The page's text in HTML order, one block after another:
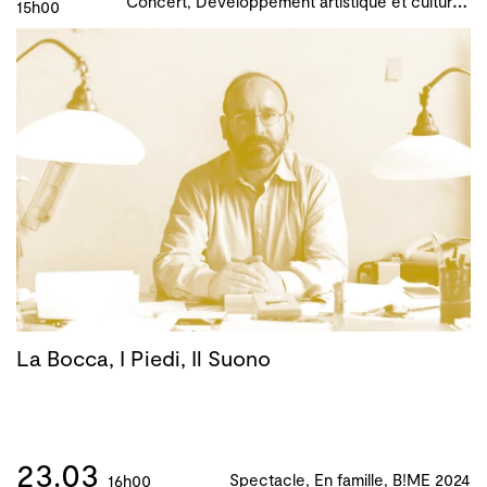
15h00
La Bocca, I Piedi, Il Suono
23.03 16h00 Spectacle, En famille, B!ME 2024